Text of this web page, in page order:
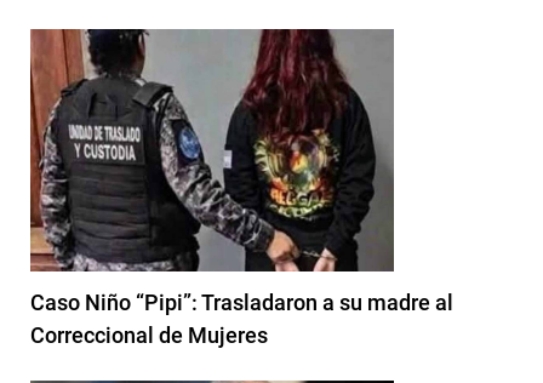
Caso Niño “Pipi”: Trasladaron a su madre al
Correccional de Mujeres